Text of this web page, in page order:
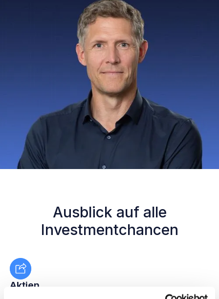
Ausblick auf alle
Investmentchancen
Aktien